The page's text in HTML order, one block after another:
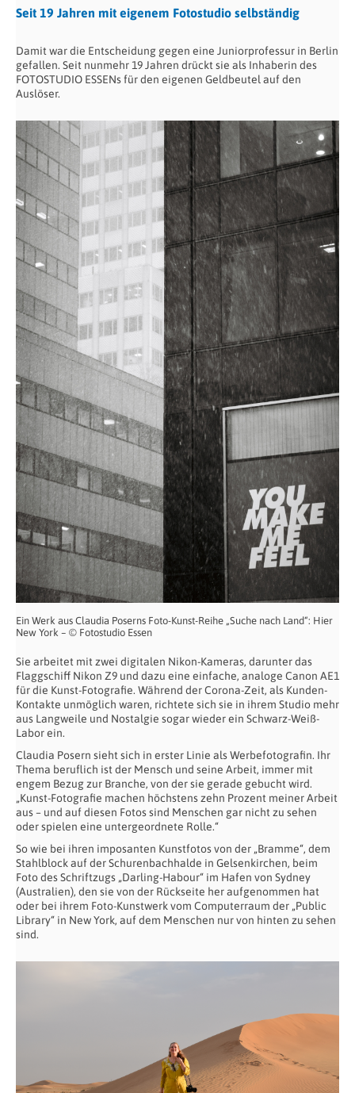
Seit 19 Jahren mit eigenem Fotostudio selbständig
Damit war die Entscheidung gegen eine Juniorprofessur in Berlin
gefallen. Seit nunmehr 19 Jahren drückt sie als Inhaberin des
FOTOSTUDIO ESSENs für den eigenen Geldbeutel auf den
Auslöser.
Ein Werk aus Claudia Poserns Foto-Kunst-Reihe „Suche nach Land“: Hier
New York – © Fotostudio Essen
Sie arbeitet mit zwei digitalen Nikon-Kameras, darunter das
Flaggschiff Nikon Z9 und dazu eine einfache, analoge Canon AE1
für die Kunst-Fotografie. Während der Corona-Zeit, als Kunden-
Kontakte unmöglich waren, richtete sich sie in ihrem Studio mehr
aus Langweile und Nostalgie sogar wieder ein Schwarz-Weiß-
Labor ein.
Claudia Posern sieht sich in erster Linie als Werbefotografin. Ihr
Thema beruflich ist der Mensch und seine Arbeit, immer mit
engem Bezug zur Branche, von der sie gerade gebucht wird.
„Kunst-Fotografie machen höchstens zehn Prozent meiner Arbeit
aus – und auf diesen Fotos sind Menschen gar nicht zu sehen
oder spielen eine untergeordnete Rolle.“
So wie bei ihren imposanten Kunstfotos von der „Bramme“, dem
Stahlblock auf der Schurenbachhalde in Gelsenkirchen, beim
Foto des Schriftzugs „Darling-Habour“ im Hafen von Sydney
(Australien), den sie von der Rückseite her aufgenommen hat
oder bei ihrem Foto-Kunstwerk vom Computerraum der „Public
Library“ in New York, auf dem Menschen nur von hinten zu sehen
sind.